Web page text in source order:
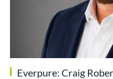
Everpure: Craig